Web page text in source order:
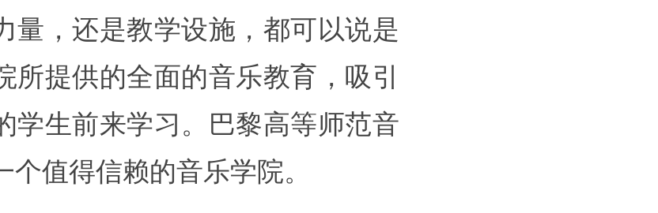
量，还是教学设施，都可以说是
所提供的全面的音乐教育，吸引
学生前来学习。巴黎高等师范音
值得信赖的音乐学院。